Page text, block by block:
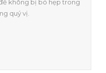
không bị bó hẹp trong
quý vị.